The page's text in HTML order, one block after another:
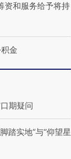
资和服务给予将持
金
期疑问
踏实地”与“仰望星